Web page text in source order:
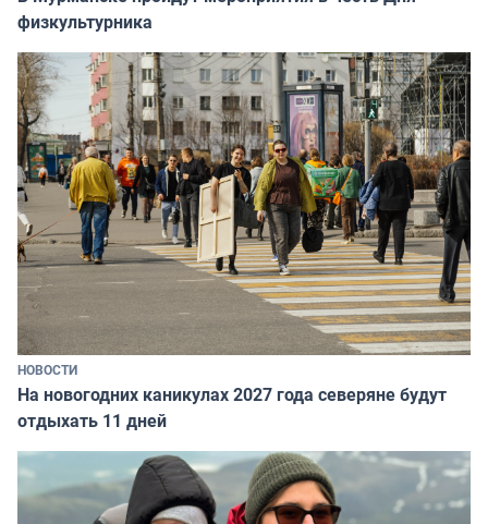
физкультурника
НОВОСТИ
На новогодних каникулах 2027 года северяне будут
отдыхать 11 дней